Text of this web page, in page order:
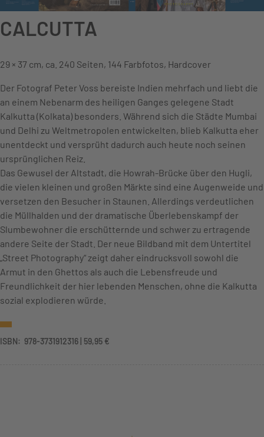
CALCUTTA
29 × 37 cm, ca. 240 Seiten, 144 Farbfotos, Hardcover
Der Fotograf Peter Voss bereiste Indien mehrfach und liebt die
an einem Nebenarm des heiligen Ganges gelegene Stadt
Kalkutta (Kolkata) besonders. Während sich die Städte Mumbai
und Delhi zu Weltmetropolen entwickelten, blieb Kalkutta eher
unentdeckt und versprüht dadurch auch heute noch seinen
ursprünglichen Reiz.
Das Gewusel der Altstadt, die Howrah-Brücke über den Hugli,
die vielen kleinen und großen Märkte sind eine Augenweide und
versetzen den Besucher in Staunen. Allerdings verdeutlichen
die Müllhalden und der dramatische Überlebenskampf der
Slumbewohner die erschütternde und schwer zu ertragende
andere Seite der Stadt. Der neue Bildband mit dem Untertitel
„Street Photography“ zeigt daher eindrucksvoll sowohl die
Armut in den Ghettos als auch die Lebensfreude und
Freundlichkeit der hier lebenden Menschen, ohne die Kalkutta
sozial explodieren würde.
ISBN: ‎ 978-3731912316 | 59,95 €